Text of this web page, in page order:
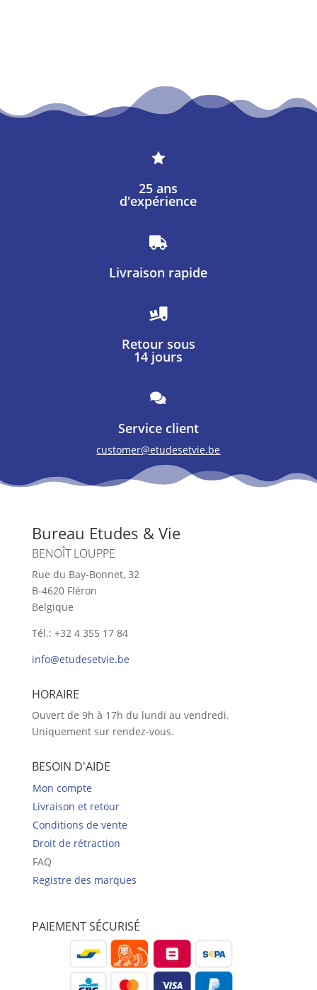

25 ans
d'expérience

Livraison rapide

Retour sous
14 jours

Service client
customer@etudesetvie.be
Bureau Etudes & Vie
BENOÎT LOUPPE
Rue du Bay-Bonnet, 32
B-4620 Fléron
Belgique
Tél.: +32 4 355 17 84
info@etudesetvie.be
HORAIRE
Ouvert de 9h à 17h du lundi au vendredi.
Uniquement sur rendez-vous.
BESOIN D'AIDE
Mon compte
Livraison et retour
Conditions de vente
Droit de rétraction
FAQ
Registre des marques
PAIEMENT SÉCURISÉ